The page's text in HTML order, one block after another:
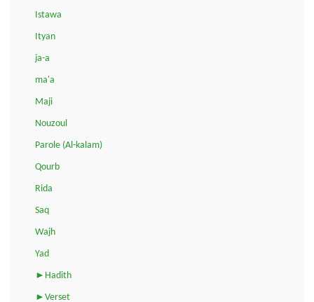
Istawa
Ityan
ja-a
ma'a
Maji
Nouzoul
Parole (Al-kalam)
Qourb
Rida
Saq
Wajh
Yad
►Hadith
►Verset